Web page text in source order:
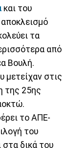
και του
αποκλεισμό
τα
από
Βουλή.
μετείχαν στις
της 25ης
το ΑΠΕ-
του
δικά του